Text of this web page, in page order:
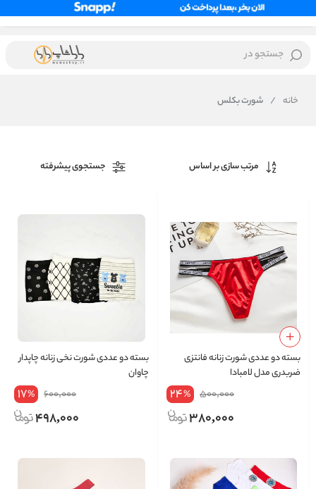
جستجو در
خانه / شورت بکلس
مرتب سازی بر اساس جستجوی پیشرفته
بسته دو عددی شورت زنانه فانتزی
ضربدری مدل لامبادا
500,000
24%
380,000
بسته دو عددی شورت نخی زنانه چاپدار
چاوان
600,000
17%
498,000